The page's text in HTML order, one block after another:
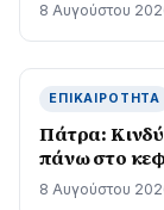
8 Αυγούστου
ΕΠΙΚΑΙΡΌΤΗΤΑ
Πάτρα:
πάνω στο
8 Αυγούστου